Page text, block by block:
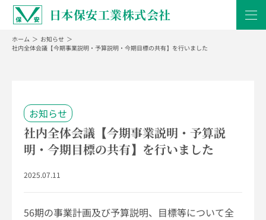
日本保安工業株式会社
ホーム
お知らせ
社内全体会議【今期事業説明・予算説明・今期目標の共有】を行いました
お知らせ
社内全体会議【今期事業説明・予算説
明・今期目標の共有】を行いました
2025.07.11
56期の事業計画及び予算説明、目標等について全